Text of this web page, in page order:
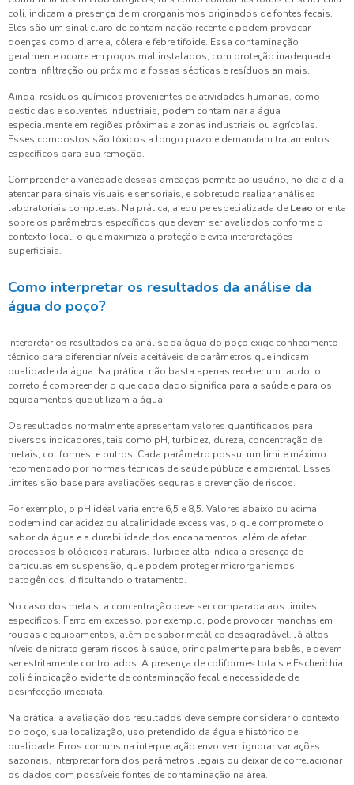
coli, indicam a presença de microrganismos originados de fontes fecais.
Eles são um sinal claro de contaminação recente e podem provocar
doenças como diarreia, cólera e febre tifoide. Essa contaminação
geralmente ocorre em poços mal instalados, com proteção inadequada
contra infiltração ou próximo a fossas sépticas e resíduos animais.
Ainda, resíduos químicos provenientes de atividades humanas, como
pesticidas e solventes industriais, podem contaminar a água
especialmente em regiões próximas a zonas industriais ou agrícolas.
Esses compostos são tóxicos a longo prazo e demandam tratamentos
específicos para sua remoção.
Compreender a variedade dessas ameaças permite ao usuário, no dia a dia,
atentar para sinais visuais e sensoriais, e sobretudo realizar análises
laboratoriais completas. Na prática, a equipe especializada de Leao orienta
sobre os parâmetros específicos que devem ser avaliados conforme o
contexto local, o que maximiza a proteção e evita interpretações
superficiais.
Como interpretar os resultados da análise da
água do poço?
Interpretar os resultados da análise da água do poço exige conhecimento
técnico para diferenciar níveis aceitáveis de parâmetros que indicam
qualidade da água. Na prática, não basta apenas receber um laudo; o
correto é compreender o que cada dado significa para a saúde e para os
equipamentos que utilizam a água.
Os resultados normalmente apresentam valores quantificados para
diversos indicadores, tais como pH, turbidez, dureza, concentração de
metais, coliformes, e outros. Cada parâmetro possui um limite máximo
recomendado por normas técnicas de saúde pública e ambiental. Esses
limites são base para avaliações seguras e prevenção de riscos.
Por exemplo, o pH ideal varia entre 6,5 e 8,5. Valores abaixo ou acima
podem indicar acidez ou alcalinidade excessivas, o que compromete o
sabor da água e a durabilidade dos encanamentos, além de afetar
processos biológicos naturais. Turbidez alta indica a presença de
partículas em suspensão, que podem proteger microrganismos
patogênicos, dificultando o tratamento.
No caso dos metais, a concentração deve ser comparada aos limites
específicos. Ferro em excesso, por exemplo, pode provocar manchas em
roupas e equipamentos, além de sabor metálico desagradável. Já altos
níveis de nitrato geram riscos à saúde, principalmente para bebês, e devem
ser estritamente controlados. A presença de coliformes totais e Escherichia
coli é indicação evidente de contaminação fecal e necessidade de
desinfecção imediata.
Na prática, a avaliação dos resultados deve sempre considerar o contexto
do poço, sua localização, uso pretendido da água e histórico de
qualidade. Erros comuns na interpretação envolvem ignorar variações
sazonais, interpretar fora dos parâmetros legais ou deixar de correlacionar
os dados com possíveis fontes de contaminação na área.